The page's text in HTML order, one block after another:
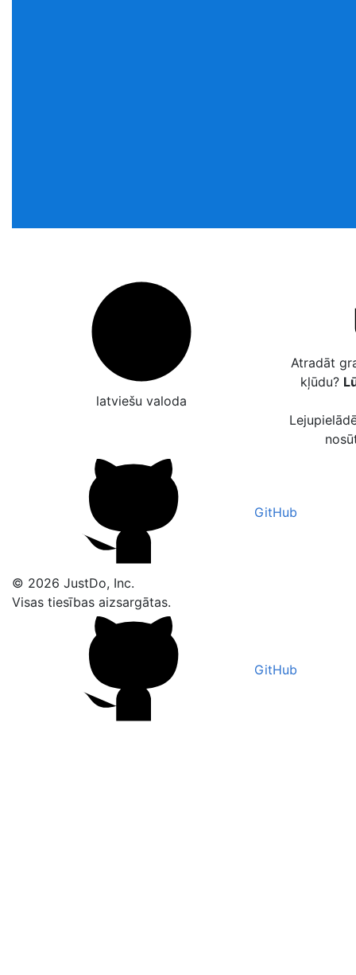
latviešu valoda
Atradāt
kļūdu?
GitHub
© 2026 JustDo, Inc.
Visas tiesības aizsargātas.
GitHub